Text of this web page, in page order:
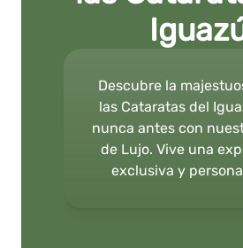
Descubre la
las Cataratas del
nunca antes con
de Lujo. Vive una
exclusiva y